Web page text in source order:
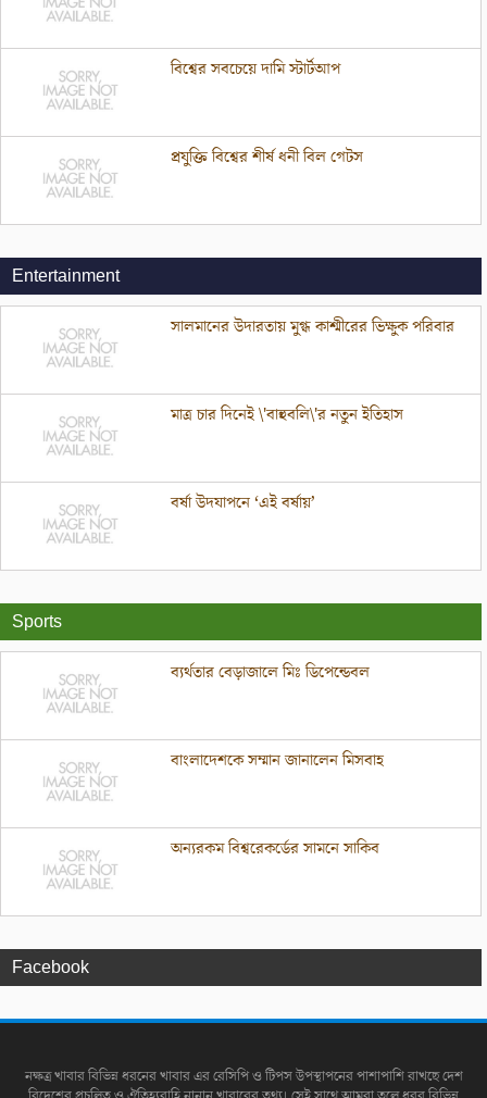
বিশ্বের সবচেয়ে দামি স্টার্টআপ
প্রযুক্তি বিশ্বের শীর্ষ ধনী বিল গেটস
Entertainment
সালমানের উদারতায় মুগ্ধ কাশ্মীরের ভিক্ষুক পরিবার
মাত্র চার দিনেই \'বাহুবলি\'র নতুন ইতিহাস
বর্ষা উদযাপনে ‘এই বর্ষায়’
Sports
ব্যর্থতার বেড়াজালে মিঃ ডিপেন্ডেবল
বাংলাদেশকে সম্মান জানালেন মিসবাহ
অন্যরকম বিশ্বরেকর্ডের সামনে সাকিব
Facebook
নক্ষত্র খাবার বিভিন্ন ধরনের খাবার এর রেসিপি ও টিপস উপস্থাপনের পাশাপাশি রাখছে দেশ